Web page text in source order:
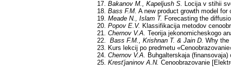
17. Bakanov M., Kapeljush S. Locija v stihii
18. Bass F.M. A new product growth model
19. Meade N., Islam T. Forecasting the
20. Popov E.V. Klassifikacija metodov
21. Chernov V.A. Teorija jekonomicheskogo
22. Bass F.M., Krishnan T. & Jain D. Why the
23. Kurs lekcij po predmetu
24. Chernov V.A. Buhgalterskaja
25. Krest'janinov A.N. Cenoobrazovanie